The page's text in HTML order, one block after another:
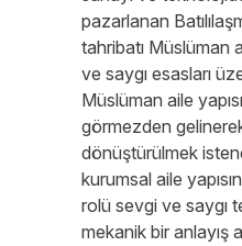
pazarlanan
tahribatı Müslüman
ve saygı esasları
Müslüman aile
görmezden
dönüştürülmek
kurumsal aile
rolü sevgi ve saygı
mekanik bir anlayış